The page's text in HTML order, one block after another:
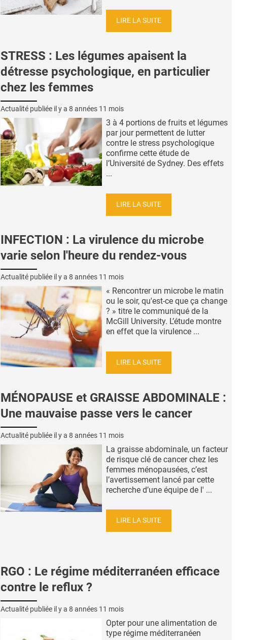
LIRE LA SUITE
STRESS : Les légumes apaisent la
détresse psychologique, en particulier
chez les femmes
Actualité publiée il y a 8 années 11 mois
3 à 4 portions de fruits et légumes
par jour permettent de lutter
contre le stress psychologique
confirme cette étude de
l’Université de Sydney. Des effets
...
LIRE LA SUITE
INFECTION : La virulence du microbe
varie selon l'heure du rendez-vous
Actualité publiée il y a 8 années 11 mois
« Rencontrer un microbe le matin
ou le soir, qu'est-ce que ça change
? » titre le communiqué de la
McGill University. L’étude montre
en effet que la virulence ...
LIRE LA SUITE
MÉNOPAUSE et GRAISSE ABDOMINALE :
Une mauvaise passe vers le cancer
Actualité publiée il y a 8 années 11 mois
La graisse abdominale, un facteur
de risque clé de cancer chez les
femmes ménopausées, c’est
l’avertissement lancé par cette
recherche d’une équipe de l' ...
LIRE LA SUITE
RGO : Le régime méditerranéen efficace
contre le reflux ?
Actualité publiée il y a 8 années 11 mois
Opter pour une alimentation de
type régime méditerranéen